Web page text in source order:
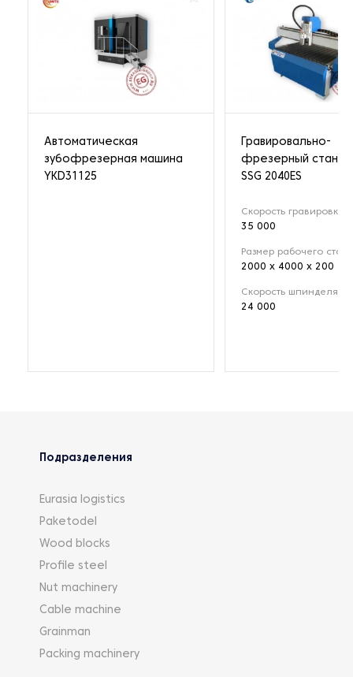
Автоматическая
зубофрезерная машина
YKD31125
Гравировально-
фрезерный станок
SSG 2040ES
Скорость гравировки
35 000
Размер рабочего
2000 х 4000 х 200
Скорость шпинделя
24 000
Подразделения
Eurasia logistics
Paketodel
Wood blocks
Profile steel
Nut machinery
Cable machine
Grainman
Packing machinery